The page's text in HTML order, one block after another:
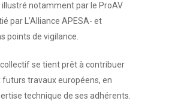
notamment par le ProAV
par L’Alliance APESA- et
points de vigilance.
collectif se tient prêt à contribuer
travaux européens, en
technique de ses adhérents.